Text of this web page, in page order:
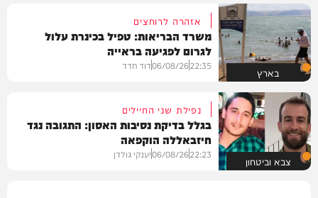
בארץ
אזהרה לרוחצים
משרד הבריאות: טפיל בכינרת עלול
לגרום לפגיעה בראייה
22:35
06/08/26דוד חדד
צבא וביטחון
נפילת שני החיילים
בגלל בדיקת נסיבות האסון: התגובה נגד
חיזבאללה הוקפאה
22:23
06/08/26יענקי גולדן